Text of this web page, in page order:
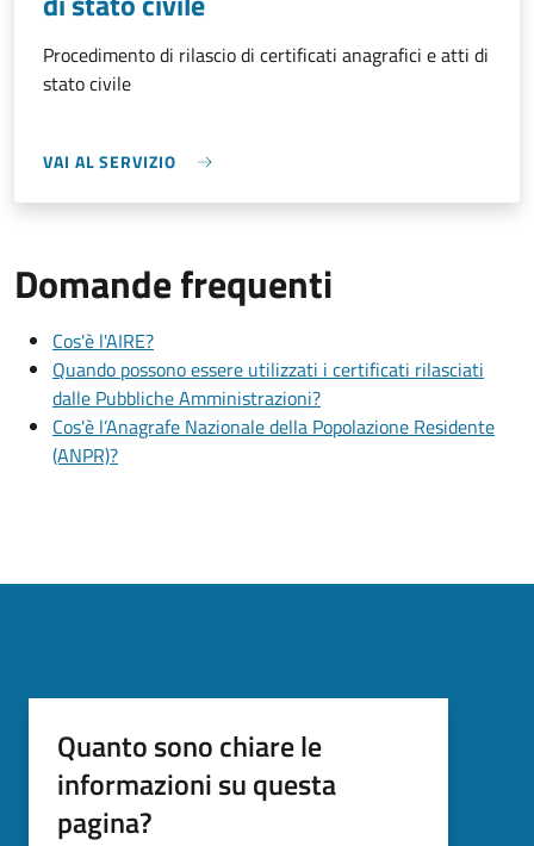
Procedimento di rilascio di certificati anagrafici e atti di
stato civile
VAI AL SERVIZIO
Domande frequenti
Cos'è l'AIRE?
Quando possono essere utilizzati i certificati rilasciati
dalle Pubbliche Amministrazioni?
Cos'è l’Anagrafe Nazionale della Popolazione Residente
(ANPR)?
Quanto sono chiare le
informazioni su questa
pagina?